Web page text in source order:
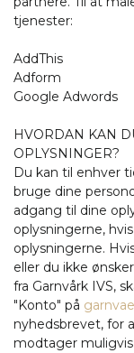
tjenester:
AddThis
Adform
Google Adwords
HVORDAN KAN
OPLYSNINGER?
Du kan til enhver
bruge dine
adgang til dine
oplysningerne,
oplysningerne.
eller du ikke
fra Garnvårk IVS,
"Konto" på
nyhedsbrevet, for
modtager